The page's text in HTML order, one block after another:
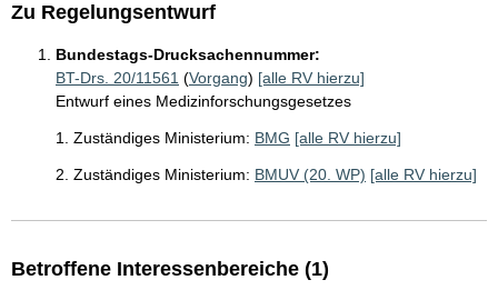
Zu Regelungsentwurf
Bundestags-Drucksachennummer:
BT-Drs. 20/11561 (Vorgang) [alle RV hierzu]
Entwurf eines Medizinforschungsgesetzes
1. Zuständiges Ministerium: BMG [alle RV hierzu]
2. Zuständiges Ministerium: BMUV (20. WP) [alle RV hierzu]
Betroffene Interessenbereiche (1)